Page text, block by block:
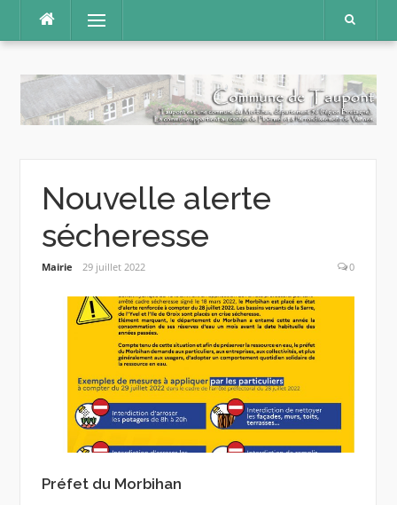
contenu
Menu
Nouvelle alerte
sécheresse
Mairie 29 juillet 2022 0
Préfet du Morbihan